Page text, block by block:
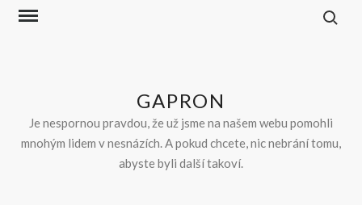
Skip
GAPRON
Je nespornou pravdou, že už jsme na našem webu pomohli
mnohým lidem v nesnázích. A pokud chcete, nic nebrání tomu,
abyste byli další takoví.